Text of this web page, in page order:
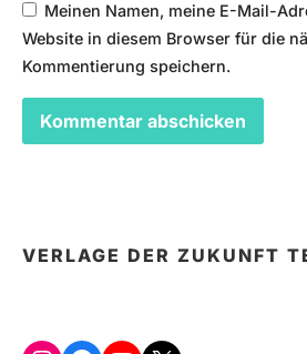
Meinen Namen, meine E-Mail-
Website in diesem Browser für die
Kommentierung speichern.
VERLAGE DER ZUKUNFT